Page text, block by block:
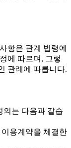
항은 관계 법령에
에 따르며, 그렇
관례에 따릅니다.
의는 다음과 같습
용계약을 체결한